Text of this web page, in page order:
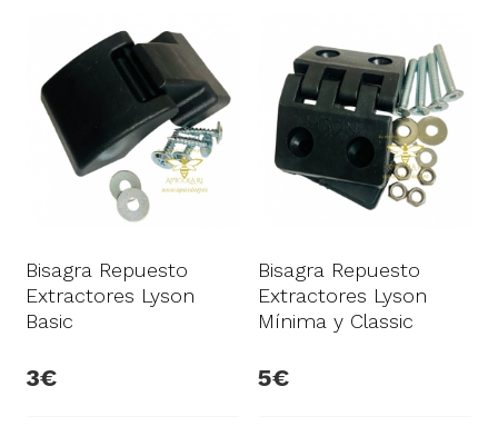
Bisagra Repuesto
Extractores Lyson
Basic
3
Bisagra Repuesto
Extractores Lyson
Mínima y Classic
5